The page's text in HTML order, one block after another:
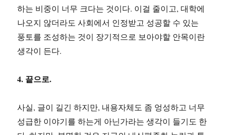
하는 비중이 너무 크다는 것이다. 이걸 줄이고, 대학에
나오지 않더라도 사회에서 인정받고 성공할 수 있는
풍토를 조성하는 것이 장기적으로 보아야할 안목이란
생각이 든다.
4. 끝으로.
사실, 글이 길긴 하지만, 내용자체도 좀 엉성하고 너무
성급한 이야기를 하는게 아닌가라는 생각이 들기도 한